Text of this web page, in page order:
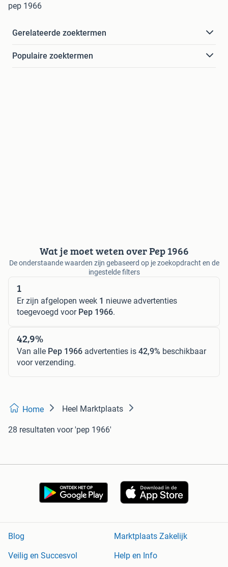
pep 1966
Gerelateerde zoektermen
Populaire zoektermen
Wat je moet weten over Pep 1966
De onderstaande waarden zijn gebaseerd op je zoekopdracht en de
ingestelde filters
1
Er zijn afgelopen week 1 nieuwe advertenties
toegevoegd voor Pep 1966.
42,9%
Van alle Pep 1966 advertenties is 42,9% beschikbaar
voor verzending.
Home Heel Marktplaats
28 resultaten voor 'pep 1966'
Blog
Marktplaats Zakelijk
Veilig en Succesvol
Help en Info